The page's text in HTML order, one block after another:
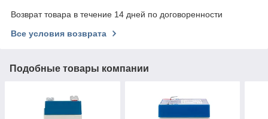
Возврат товара в течение 14 дней по договоренности
Все условия возврата
Подобные товары компании